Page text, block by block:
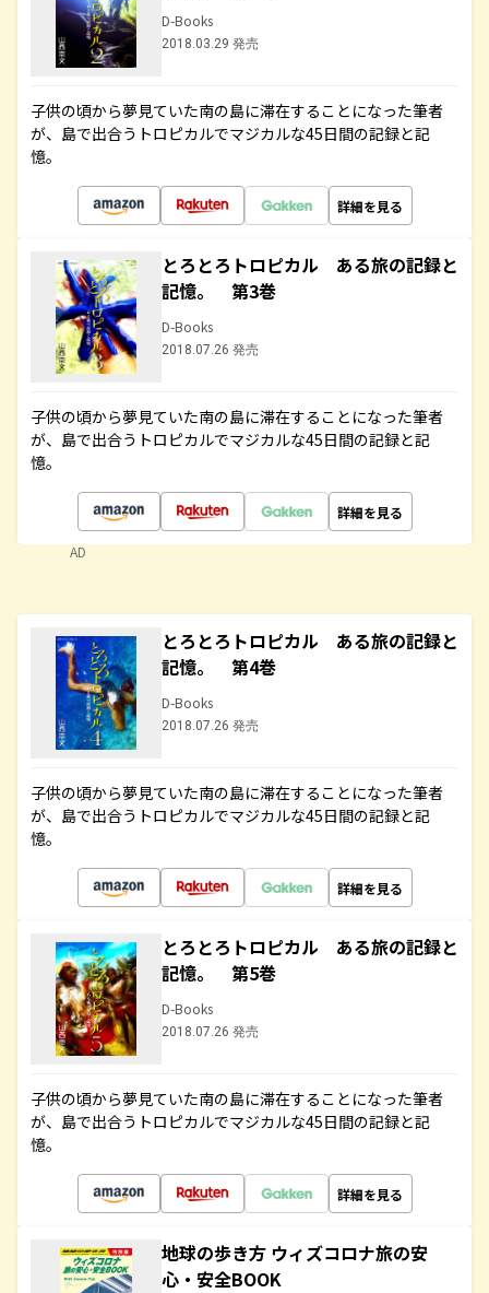
D-Books
2018.03.29 発売
子供の頃から夢見ていた南の島に滞在することになった筆者
が、島で出合うトロピカルでマジカルな45日間の記録と記
憶。
詳細を見る
とろとろトロピカル ある旅の記録と
記憶。 第3巻
D-Books
2018.07.26 発売
子供の頃から夢見ていた南の島に滞在することになった筆者
が、島で出合うトロピカルでマジカルな45日間の記録と記
憶。
詳細を見る
AD
とろとろトロピカル ある旅の記録と
記憶。 第4巻
D-Books
2018.07.26 発売
子供の頃から夢見ていた南の島に滞在することになった筆者
が、島で出合うトロピカルでマジカルな45日間の記録と記
憶。
詳細を見る
とろとろトロピカル ある旅の記録と
記憶。 第5巻
D-Books
2018.07.26 発売
子供の頃から夢見ていた南の島に滞在することになった筆者
が、島で出合うトロピカルでマジカルな45日間の記録と記
憶。
詳細を見る
地球の歩き方 ウィズコロナ旅の安
心・安全BOOK